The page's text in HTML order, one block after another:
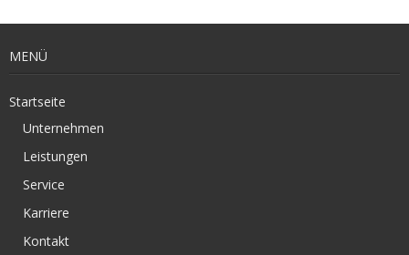
MENÜ
Startseite
Unternehmen
Leistungen
Service
Karriere
Kontakt